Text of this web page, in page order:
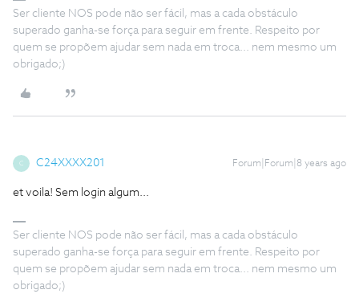
Ser cliente NOS pode não ser fácil, mas a cada obstáculo
superado ganha-se força para seguir em frente. Respeito por
quem se propõem ajudar sem nada em troca... nem mesmo um
obrigado;)
C C24XXXX201 Forum|Forum|8 years ago
et voila! Sem login algum...
Ser cliente NOS pode não ser fácil, mas a cada obstáculo
superado ganha-se força para seguir em frente. Respeito por
quem se propõem ajudar sem nada em troca... nem mesmo um
obrigado;)